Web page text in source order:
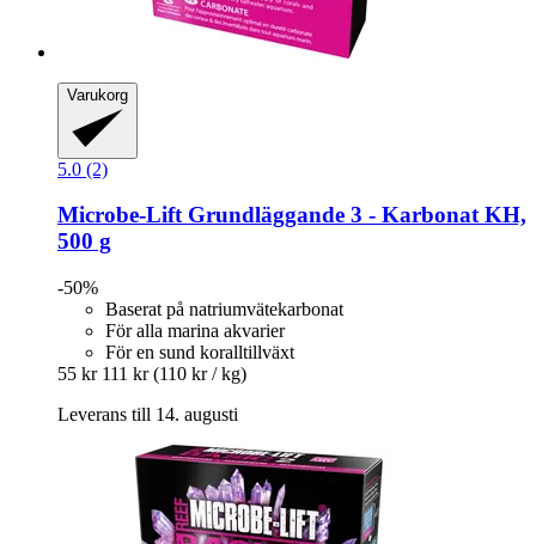
Varukorg
5.0 (2)
Microbe-LiftGrundläggande 3 -​ Karbonat KH,
500 g
-50%
Baserat på natriumvätekarbonat
För alla marina akvarier
För en sund koralltillväxt
55 kr 111 kr (110 kr / kg)
Leverans till 14. augusti